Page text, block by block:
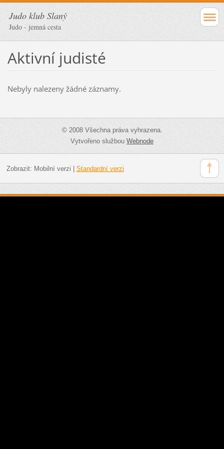
Judo klub Slaný
Judo - jemná cesta
Aktivní judisté
Nebyly nalezeny žádné záznamy.
© 2008 Všechna práva vyhrazena.
Vytvořeno službouWebnode
Zobrazit: Mobilní verzi Standardní verzi